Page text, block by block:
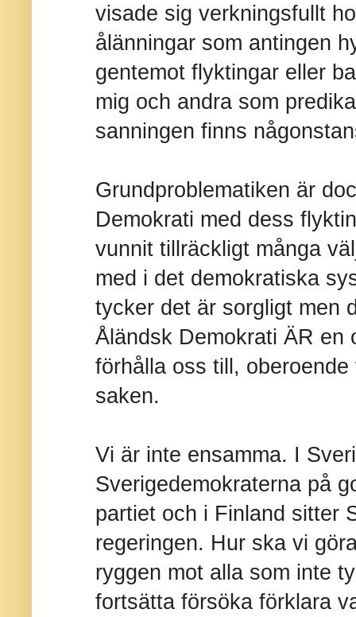
visade sig verkningsfullt
ålänningar som antingen
gentemot flyktingar eller
mig och andra som
sanningen finns
Grundproblematiken är
Demokrati med dess
vunnit tillräckligt många
med i det demokratiska
tycker det är sorgligt men
Åländsk Demokrati ÄR en
förhålla oss till,
saken.
Vi är inte ensamma. I
Sverigedemokraterna på
partiet och i Finland sitter
regeringen. Hur ska vi
ryggen mot alla som inte
fortsätta försöka förklara